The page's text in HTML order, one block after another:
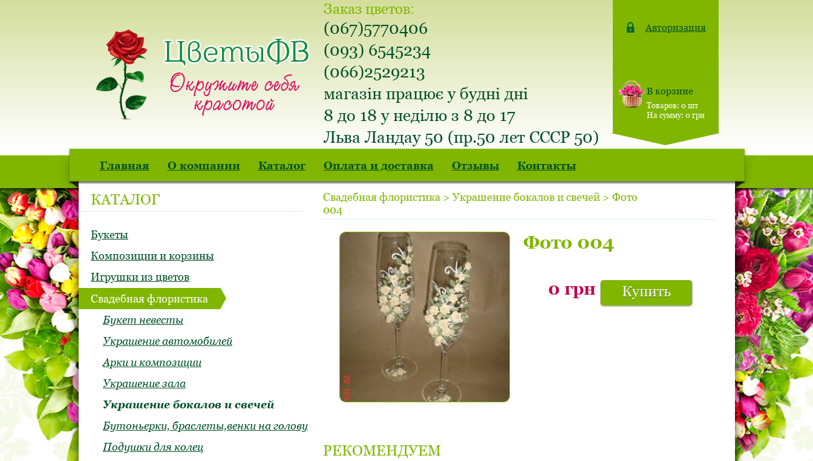
Заказ цветов:
(067)5770406
(093) 6545234
(066)2529213
магазін працює у будні дні
8 до 18 у неділю з 8 до 17
Льва Ландау 50 (пр.50 лет СССР 50)
Авторизация
В корзине
Товаров: 0шт
На сумму: 0грн
Главная О компании Каталог Оплата и доставка Отзывы Контакты
КАТАЛОГ
Букеты
Композиции и корзины
Игрушки из цветов
Свадебная флористика
Букет невесты
Украшение автомобилей
Арки и композиции
Украшение зала
Украшение бокалов и свечей
Бутоньерки, браслеты,венки на голову
Подушки для колец
Свадебная флористика > Украшение бокалов и свечей > Фото
004
Фото 004
0 грн Купить
РЕКОМЕНДУЕМ